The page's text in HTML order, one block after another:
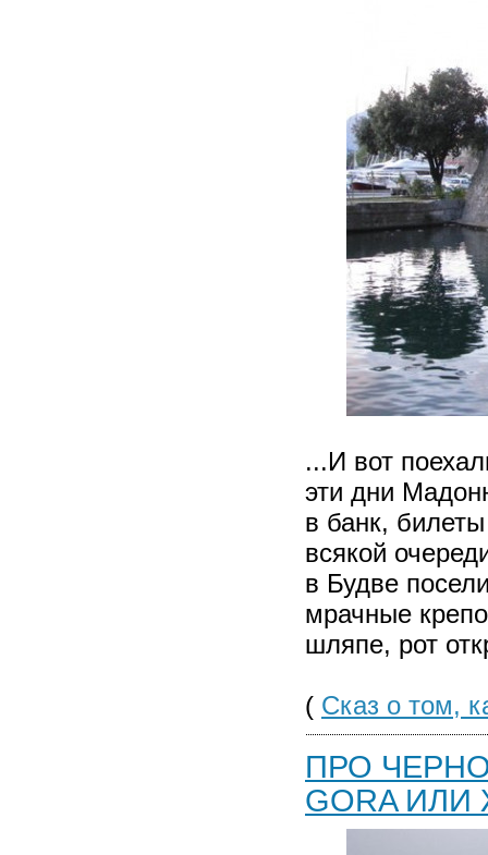
...И вот
эти дни
в банк,
всякой
в Будве
мрачные
шляпе, рот
( Сказ о том,
ПРО
GORA ИЛИ